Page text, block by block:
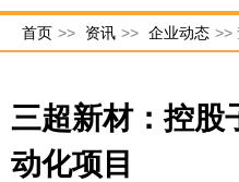
首页 >> 资讯 >> 企业动态 >>
三超新材：控股
动化项目